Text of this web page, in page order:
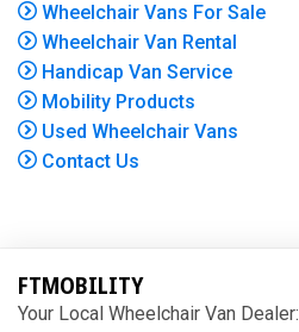
Wheelchair Vans For Sale
Wheelchair Van Rental
Handicap Van Service
Mobility Products
Used Wheelchair Vans
Contact Us
FTMOBILITY
Your Local Wheelchair Van Dealer: